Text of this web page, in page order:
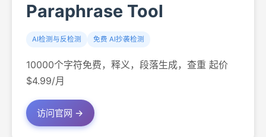
Paraphrase Tool
AI检测与反检测 免费 AI抄袭检测
10000个字符免费，释义，段落生成，查重 起价
$4.99/月
访问官网 →